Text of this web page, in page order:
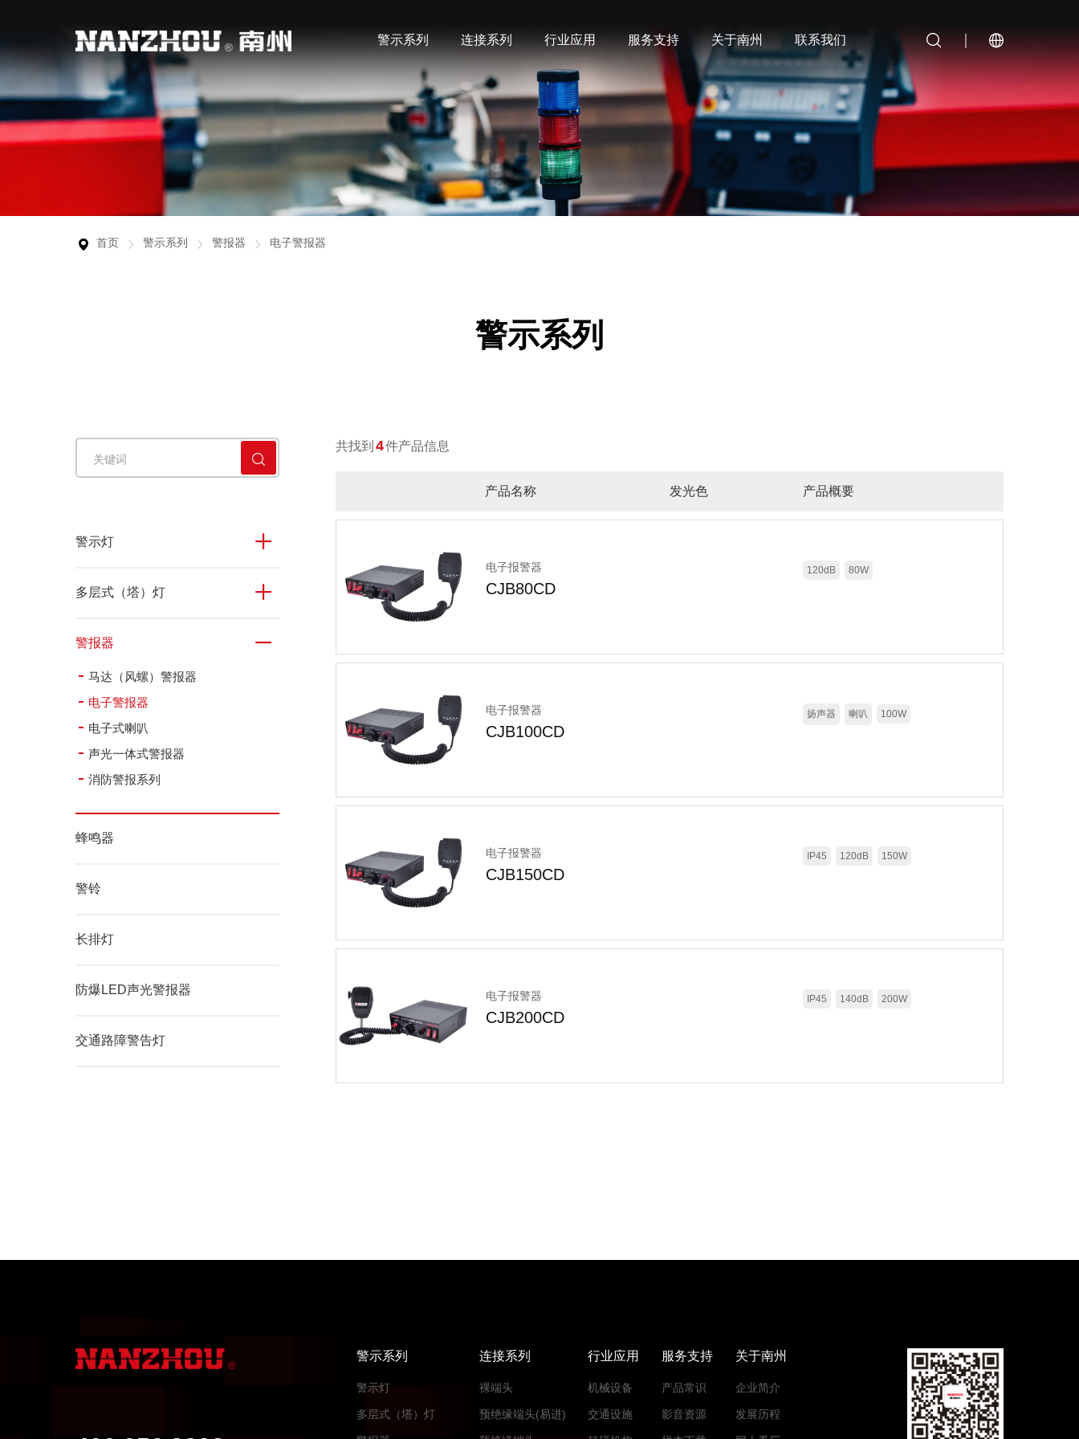
警示系列
多层式（塔）灯 警报器 蜂鸣器
连接系列
裸端头 预绝缘端头(易进) 预绝缘端头 尼龙端头
欧式端头 冷压端头
行业应用
行业应用
产品广泛用于工业自动化、新能源行业、智能
物联网、特种车辆行业等领域。
机械设备
交通设施
科研机构
学校社区
文化娱乐
服务支持
服务支持
从客户的实际需求出发，为客户提供真正有价
值的服务，帮助客户更好地使用产品。
产品常识
影音资源
样本下载
采购咨询
关于南州
关于南州
浙江南州科技有限公司是专业的警示灯、警报
器、连接器的研发制造商之一，产品的研发、
生产严格执行相关行业产品技术标准，并已通
安全认证。
企业简介
发展历程
网上看厂
联系我们
联系我们
连接你我，让沟通创新更多价值。
联系方式
地图导航
首页 警示系列 警报器 电子警报器
警示系列
警示灯
多层式（塔）灯
警报器
马达（风螺）警报器
电子警报器
电子式喇叭
声光一体式警报器
消防警报系列
蜂鸣器
警铃
长排灯
防爆LED声光警报器
交通路障警告灯
共找到 4件产品信息
产品名称 发光色 产品概要
电子报警器
CJB80CD
120dB 80W
电子报警器
CJB100CD
扬声器 喇叭 100W
电子报警器
CJB150CD
IP45 120dB 150W
电子报警器
CJB200CD
IP45 140dB 200W
警示系列
警示灯
多层式（塔）灯
连接系列
裸端头
预绝缘端头(易进)
行业应用
机械设备
交通设施
服务支持
产品常识
影音资源
关于南州
企业简介
发展历程